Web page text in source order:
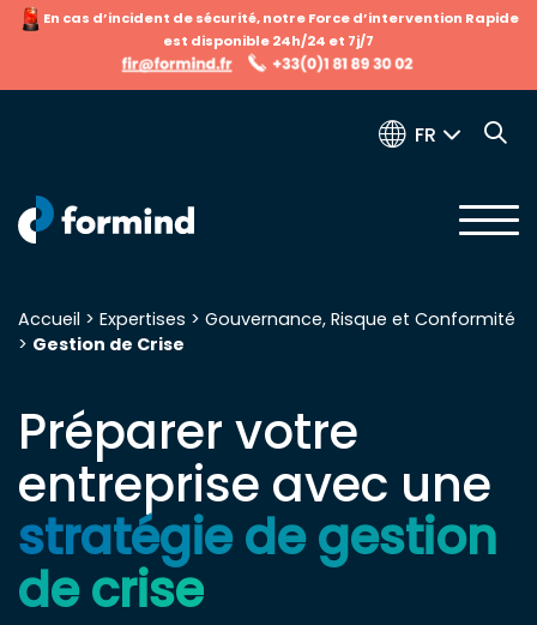
En cas d’incident de sécurité, notre Force d’intervention Rapide
est disponible 24h/24 et 7j/7
FR
Recherche pour :
Accueil > Expertises > Gouvernance, Risque et Conformité
> Gestion de Crise
Préparer votre
entreprise avec une
stratégie de gestion
de crise